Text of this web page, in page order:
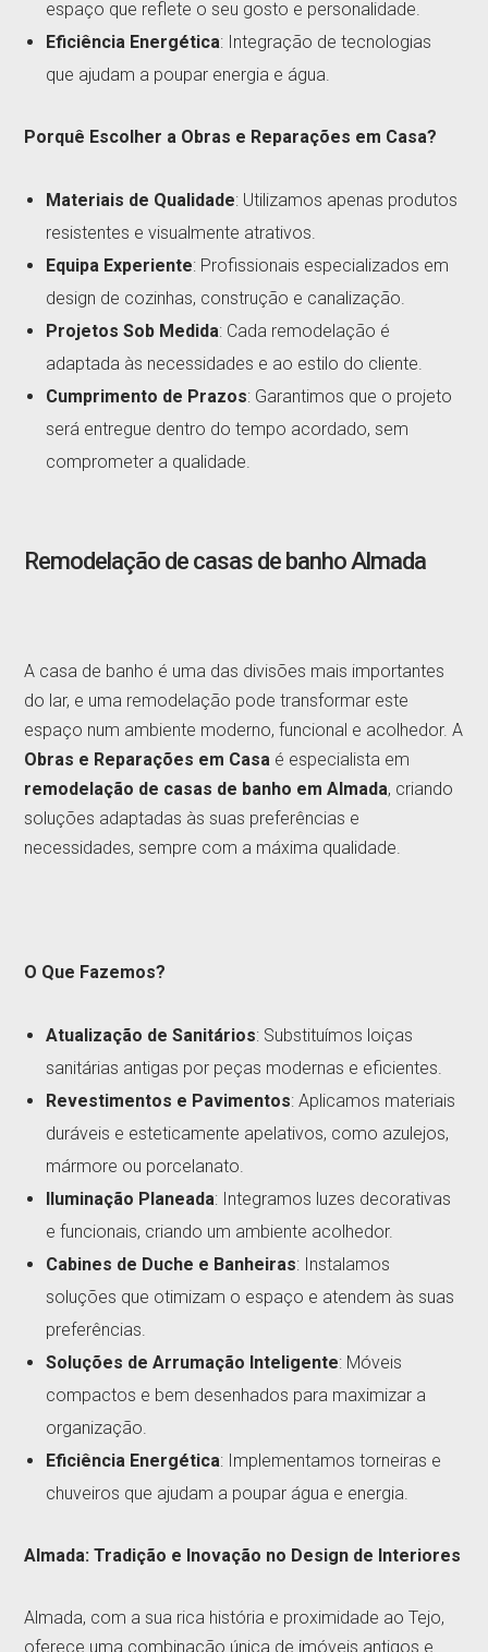
espaço que reflete o seu gosto e personalidade.
Eficiência Energética: Integração de tecnologias
que ajudam a poupar energia e água.
Porquê Escolher a Obras e Reparações em Casa?
Materiais de Qualidade: Utilizamos apenas produtos
resistentes e visualmente atrativos.
Equipa Experiente: Profissionais especializados em
design de cozinhas, construção e canalização.
Projetos Sob Medida: Cada remodelação é
adaptada às necessidades e ao estilo do cliente.
Cumprimento de Prazos: Garantimos que o projeto
será entregue dentro do tempo acordado, sem
comprometer a qualidade.
Remodelação de casas de banho Almada
A casa de banho é uma das divisões mais importantes
do lar, e uma remodelação pode transformar este
espaço num ambiente moderno, funcional e acolhedor. A
Obras e Reparações em Casa é especialista em
remodelação de casas de banho em Almada, criando
soluções adaptadas às suas preferências e
necessidades, sempre com a máxima qualidade.
O Que Fazemos?
Atualização de Sanitários: Substituímos loiças
sanitárias antigas por peças modernas e eficientes.
Revestimentos e Pavimentos: Aplicamos materiais
duráveis e esteticamente apelativos, como azulejos,
mármore ou porcelanato.
Iluminação Planeada: Integramos luzes decorativas
e funcionais, criando um ambiente acolhedor.
Cabines de Duche e Banheiras: Instalamos
soluções que otimizam o espaço e atendem às suas
preferências.
Soluções de Arrumação Inteligente: Móveis
compactos e bem desenhados para maximizar a
organização.
Eficiência Energética: Implementamos torneiras e
chuveiros que ajudam a poupar água e energia.
Almada: Tradição e Inovação no Design de Interiores
Almada, com a sua rica história e proximidade ao Tejo,
oferece uma combinação única de imóveis antigos e